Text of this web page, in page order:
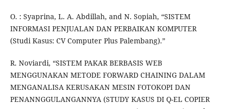
O. : Syaprina, L. A. Abdillah, and N. Sopiah, “SISTEM
INFORMASI PENJUALAN DAN PERBAIKAN KOMPUTER
(Studi Kasus: CV Computer Plus Palembang).”
R. Noviardi, “SISTEM PAKAR BERBASIS WEB
MENGGUNAKAN METODE FORWARD CHAINING DALAM
MENGANALISA KERUSAKAN MESIN FOTOKOPI DAN
PENANNGGULANGANNYA (STUDY KASUS DI Q-EL COPIER